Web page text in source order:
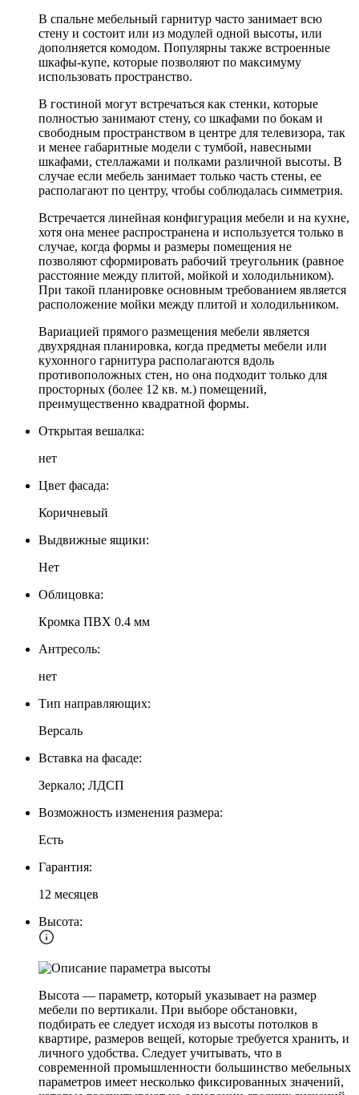
В спальне мебельный гарнитур часто занимает всю
стену и состоит или из модулей одной высоты, или
дополняется комодом. Популярны также встроенные
шкафы-купе, которые позволяют по максимуму
использовать пространство.
В гостиной могут встречаться как стенки, которые
полностью занимают стену, со шкафами по бокам и
свободным пространством в центре для телевизора, так
и менее габаритные модели с тумбой, навесными
шкафами, стеллажами и полками различной высоты. В
случае если мебель занимает только часть стены, ее
располагают по центру, чтобы соблюдалась симметрия.
Встречается линейная конфигурация мебели и на кухне,
хотя она менее распространена и используется только в
случае, когда формы и размеры помещения не
позволяют сформировать рабочий треугольник (равное
расстояние между плитой, мойкой и холодильником).
При такой планировке основным требованием является
расположение мойки между плитой и холодильником.
Вариацией прямого размещения мебели является
двухрядная планировка, когда предметы мебели или
кухонного гарнитура располагаются вдоль
противоположных стен, но она подходит только для
просторных (более 12 кв. м.) помещений,
преимущественно квадратной формы.
Открытая вешалка:
нет
Цвет фасада:
Коричневый
Выдвижные ящики:
Нет
Облицовка:
Кромка ПВХ 0.4 мм
Антресоль:
нет
Тип направляющих:
Версаль
Вставка на фасаде:
Зеркало; ЛДСП
Возможность изменения размера:
Есть
Гарантия:
12 месяцев
Высота:
Высота — параметр, который указывает на размер
мебели по вертикали. При выборе обстановки,
подбирать ее следует исходя из высоты потолков в
квартире, размеров вещей, которые требуется хранить, и
личного удобства. Следует учитывать, что в
современной промышленности большинство мебельных
параметров имеет несколько фиксированных значений,